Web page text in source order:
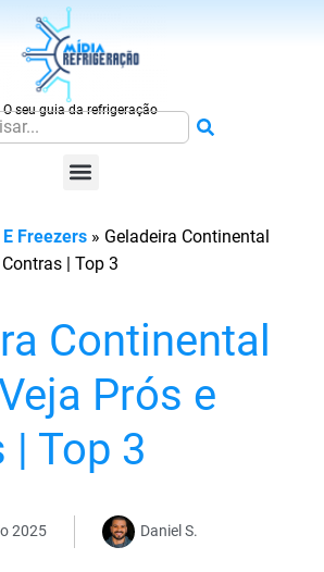
O seu guia da refrigeração
Freezers » Geladeira Continental
| Top 3
Continental
Prós e
| Top 3
2025 Daniel S.